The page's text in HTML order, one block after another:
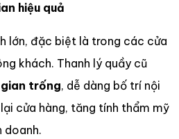
hiệu quả
lớn, đặc biệt là trong các cửa
khách. Thanh lý quầy cũ
trống, dễ dàng bố trí nội
cửa hàng, tăng tính thẩm mỹ
doanh.